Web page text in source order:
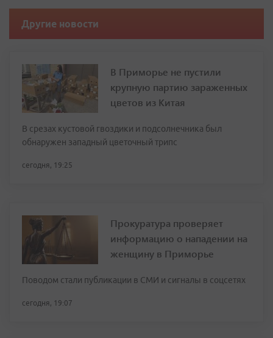
Другие новости
В Приморье не пустили
крупную партию зараженных
цветов из Китая
В срезах кустовой гвоздики и подсолнечника был
обнаружен западный цветочный трипс
сегодня, 19:25
Прокуратура проверяет
информацию о нападении на
женщину в Приморье
Поводом стали публикации в СМИ и сигналы в соцсетях
сегодня, 19:07